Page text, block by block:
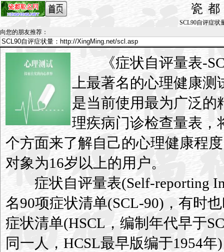
瓷
SCL90自评症状
向您的朋友推荐 ：
《症状自评量表-
上最著名的心理健康测
是当前使用最为广泛的
理疾病门诊检查量表，
个方面来了解自己的心理健康程
对象为16岁以上的用户。
症状自评量表(Self-reporting
名90项症状清单(SCL-90)，有时
症状清单(HSCL，编制年代早于
同一人，HCSL最早版编于1954年